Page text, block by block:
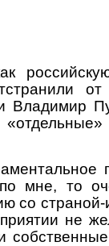
Владимир
мне, то
со страной-
не